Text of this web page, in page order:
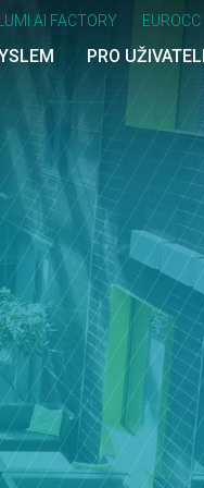
AI FACTORY EUROCC
PRO